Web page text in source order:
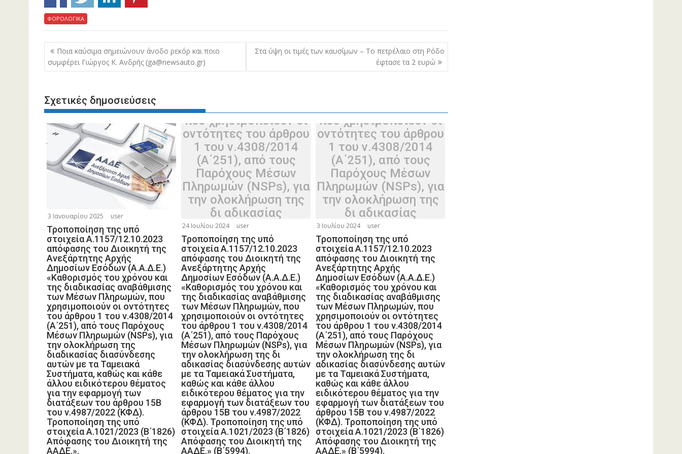
ΦΟΡΟΛΟΓΙΚΑ
Πλοήγηση
άρθρων
Ποια καύσιμα σημειώνουν άνοδο ρεκόρ και ποιο
συμφέρει Γιώργος Κ. Ανδρής (ga@newsauto.gr)
Στα ύψη οι τιμές των καυσίμων – Το πετρέλαιο στη Ρόδο
έφτασε τα 2 ευρώ
Σχετικές δημοσιεύσεις
3 Ιανουαρίου 2025 user
Τροποποίηση της υπό
στοιχεία Α.1157/12.10.2023
απόφασης του Διοικητή της
Ανεξάρτητης Αρχής
Δημοσίων Εσόδων (Α.Α.Δ.Ε.)
«Καθορισμός του χρόνου και
της διαδικασίας αναβάθμισης
των Μέσων Πληρωμών, που
χρησιμοποιούν οι οντότητες
του άρθρου 1 του ν.4308/2014
(Α΄251), από τους Παρόχους
Μέσων Πληρωμών (NSPs), για
την ολοκλήρωση της
διαδικασίας διασύνδεσης
αυτών με τα Ταμειακά
Συστήματα, καθώς και κάθε
άλλου ειδικότερου θέματος
για την εφαρμογή των
διατάξεων του άρθρου 15Β
του ν.4987/2022 (ΚΦΔ).
Τροποποίηση της υπό
στοιχεία Α.1021/2023 (Β΄1826)
Απόφασης του Διοικητή της
ΑΑΔΕ.».
Δημοσίων Εσόδων
(Α.Α.Δ.Ε.)
«Καθορισμός του
χρόνου και της
Μέσων Πληρωμών,
που χρησιμοποιούν οι
οντότητες του άρθρου
1 του ν.4308/2014
(Α΄251), από τους
Παρόχους Μέσων
Πληρωμών (NSPs), για
την ολοκλήρωση της
δι αδικασίας
διασύνδεσης αυτών με
τα Ταμειακά
Συστήματα, καθώς και
κάθε άλλου
ειδικότερου θέματος
για την εφαρμογή των
διατάξεων του άρθρου
15Β του ν.4987/2022
(ΚΦΔ). Τροποποίηση
της υπό στοιχεία
Α.1021/2023 (Β΄1826)
Απόφασης του
Διοικητή της ΑΑΔΕ.»
(Β΄5994).
24 Ιουλίου 2024 user
Τροποποίηση της υπό
στοιχεία Α.1157/12.10.2023
απόφασης του Διοικητή της
Ανεξάρτητης Αρχής
Δημοσίων Εσόδων (Α.Α.Δ.Ε.)
«Καθορισμός του χρόνου και
της διαδικασίας αναβάθμισης
των Μέσων Πληρωμών, που
χρησιμοποιούν οι οντότητες
του άρθρου 1 του ν.4308/2014
(Α΄251), από τους Παρόχους
Μέσων Πληρωμών (NSPs), για
την ολοκλήρωση της δι
αδικασίας διασύνδεσης αυτών
με τα Ταμειακά Συστήματα,
καθώς και κάθε άλλου
ειδικότερου θέματος για την
εφαρμογή των διατάξεων του
άρθρου 15Β του ν.4987/2022
(ΚΦΔ). Τροποποίηση της υπό
στοιχεία Α.1021/2023 (Β΄1826)
Απόφασης του Διοικητή της
ΑΑΔΕ.» (Β΄5994).
Δημοσίων Εσόδων
(Α.Α.Δ.Ε.)
«Καθορισμός του
χρόνου και της
που χρησιμοποιούν οι
οντότητες του άρθρου
1 του ν.4308/2014
(Α΄251), από τους
Παρόχους Μέσων
Πληρωμών (NSPs), για
την ολοκλήρωση της
δι αδικασίας
διασύνδεσης αυτών με
τα Ταμειακά
Συστήματα, καθώς και
κάθε άλλου
ειδικότερου θέματος
για την εφαρμογή των
διατάξεων του άρθρου
15Β του ν.4987/2022
(ΚΦΔ). Τροποποίηση
της υπό στοιχεία
Α.1021/2023 (Β΄1826)
Απόφασης του
Διοικητή της ΑΑΔΕ.»
(Β΄5994).
3 Ιουλίου 2024 user
Τροποποίηση της υπό
στοιχεία Α.1157/12.10.2023
απόφασης του Διοικητή της
Ανεξάρτητης Αρχής
Δημοσίων Εσόδων (Α.Α.Δ.Ε.)
«Καθορισμός του χρόνου και
της διαδικασίας αναβάθμισης
των Μέσων Πληρωμών, που
χρησιμοποιούν οι οντότητες
του άρθρου 1 του ν.4308/2014
(Α΄251), από τους Παρόχους
Μέσων Πληρωμών (NSPs), για
την ολοκλήρωση της δι
αδικασίας διασύνδεσης αυτών
με τα Ταμειακά Συστήματα,
καθώς και κάθε άλλου
ειδικότερου θέματος για την
εφαρμογή των διατάξεων του
άρθρου 15Β του ν.4987/2022
(ΚΦΔ). Τροποποίηση της υπό
στοιχεία Α.1021/2023 (Β΄1826)
Απόφασης του Διοικητή της
ΑΑΔΕ.» (Β΄5994).